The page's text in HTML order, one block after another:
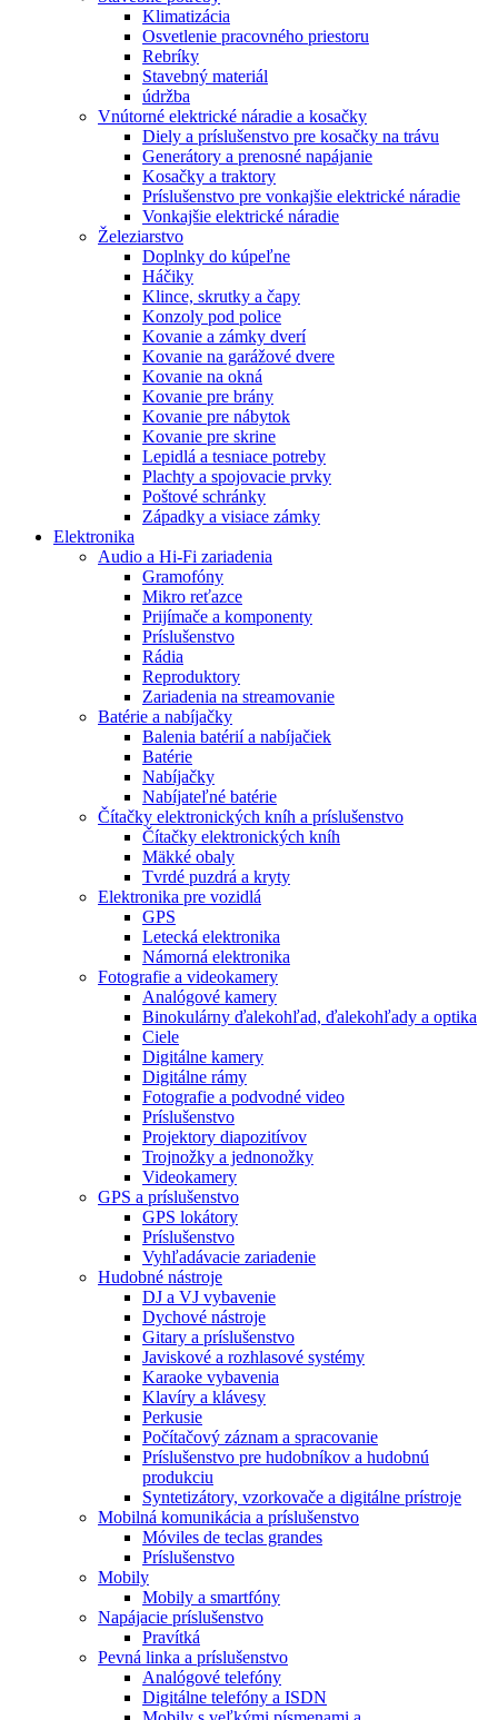
Klimatizácia
Osvetlenie pracovného priestoru
Rebríky
Stavebný materiál
údržba
Vnútorné elektrické náradie a kosačky
Diely a príslušenstvo pre kosačky na trávu
Generátory a prenosné napájanie
Kosačky a traktory
Príslušenstvo pre vonkajšie elektrické náradie
Vonkajšie elektrické náradie
Železiarstvo
Doplnky do kúpeľne
Háčiky
Klince, skrutky a čapy
Konzoly pod police
Kovanie a zámky dverí
Kovanie na garážové dvere
Kovanie na okná
Kovanie pre brány
Kovanie pre nábytok
Kovanie pre skrine
Lepidlá a tesniace potreby
Plachty a spojovacie prvky
Poštové schránky
Západky a visiace zámky
Elektronika
Audio a Hi-Fi zariadenia
Gramofóny
Mikro reťazce
Prijímače a komponenty
Príslušenstvo
Rádia
Reproduktory
Zariadenia na streamovanie
Batérie a nabíjačky
Balenia batérií a nabíjačiek
Batérie
Nabíjačky
Nabíjateľné batérie
Čítačky elektronických kníh a príslušenstvo
Čítačky elektronických kníh
Mäkké obaly
Tvrdé puzdrá a kryty
Elektronika pre vozidlá
GPS
Letecká elektronika
Námorná elektronika
Fotografie a videokamery
Analógové kamery
Binokulárny ďalekohľad, ďalekohľady a optika
Ciele
Digitálne kamery
Digitálne rámy
Fotografie a podvodné video
Príslušenstvo
Projektory diapozitívov
Trojnožky a jednonožky
Videokamery
GPS a príslušenstvo
GPS lokátory
Príslušenstvo
Vyhľadávacie zariadenie
Hudobné nástroje
DJ a VJ vybavenie
Dychové nástroje
Gitary a príslušenstvo
Javiskové a rozhlasové systémy
Karaoke vybavenia
Klavíry a klávesy
Perkusie
Počítačový záznam a spracovanie
Príslušenstvo pre hudobníkov a hudobnú
produkciu
Syntetizátory, vzorkovače a digitálne prístroje
Mobilná komunikácia a príslušenstvo
Móviles de teclas grandes
Príslušenstvo
Mobily
Mobily a smartfóny
Napájacie príslušenstvo
Pravítká
Pevná linka a príslušenstvo
Analógové telefóny
Digitálne telefóny a ISDN